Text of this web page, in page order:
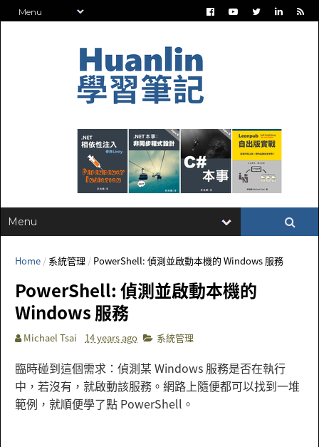
Home / 系統管理 / PowerShell: 偵測並啟動本機的 Windows 服務
PowerShell: 偵測並啟動本機的
Windows 服務
Michael Tsai 14 years ago 系統管理
臨時碰到這個需求：偵測某 Windows 服務是否在執行
中，若沒有，就啟動該服務。網路上隨便都可以找到一堆
範例，就順便學了點 PowerShell。